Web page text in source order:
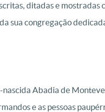
ditadas e mostradas
sua congregação
Abadia de
e as pessoas